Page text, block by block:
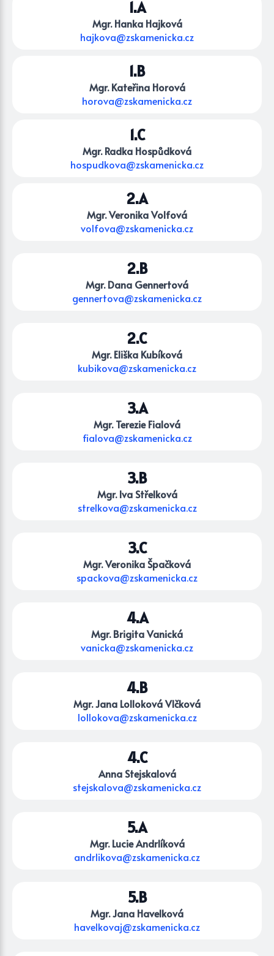
1.A
Mgr. Hanka Hajková
hajkova@zskamenicka.cz
1.B
Mgr. Kateřina Horová
horova@zskamenicka.cz
1.C
Mgr. Radka Hospůdková
hospudkova@zskamenicka.cz
2.A
Mgr. Veronika Volfová
volfova@zskamenicka.cz
2.B
Mgr. Dana Gennertová
gennertova@zskamenicka.cz
2.C
Mgr. Eliška Kubíková
kubikova@zskamenicka.cz
3.A
Mgr. Terezie Fialová
fialova@zskamenicka.cz
3.B
Mgr. Iva Střelková
strelkova@zskamenicka.cz
3.C
Mgr. Veronika Špačková
spackova@zskamenicka.cz
4.A
Mgr. Brigita Vanická
vanicka@zskamenicka.cz
4.B
Mgr. Jana Lolloková Vlčková
lollokova@zskamenicka.cz
4.C
Anna Stejskalová
stejskalova@zskamenicka.cz
5.A
Mgr. Lucie Andrlíková
andrlikova@zskamenicka.cz
5.B
Mgr. Jana Havelková
havelkovaj@zskamenicka.cz